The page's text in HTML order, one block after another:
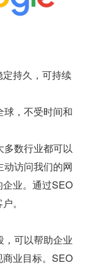
持久，可持续
球，不受时间和
多数行业都可以
动访问我们的网
业。通过SEO
。
可以帮助企业
业目标。SEO